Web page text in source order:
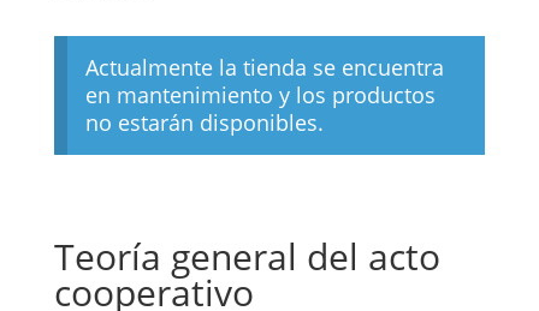
Actualmente la tienda se encuentra
en mantenimiento y los productos
no estarán disponibles.
Teoría general del acto
cooperativo